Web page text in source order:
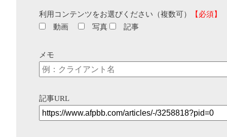
利用コンテンツをお選びください（複数可）
【必須】
動画
写真 記事
メモ
記事URL